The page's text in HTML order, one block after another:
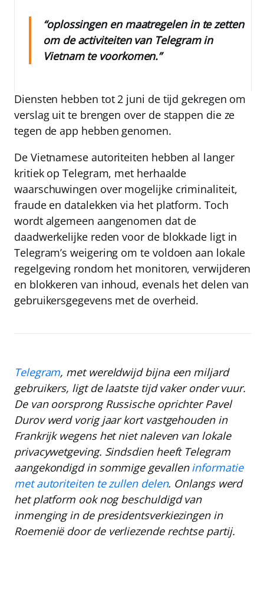
“oplossingen en maatregelen in te zetten
om de activiteiten van Telegram in
Vietnam te voorkomen.”
Diensten hebben tot 2 juni de tijd gekregen om
verslag uit te brengen over de stappen die ze
tegen de app hebben genomen.
De Vietnamese autoriteiten hebben al langer
kritiek op Telegram, met herhaalde
waarschuwingen over mogelijke criminaliteit,
fraude en datalekken via het platform. Toch
wordt algemeen aangenomen dat de
daadwerkelijke reden voor de blokkade ligt in
Telegram’s weigering om te voldoen aan lokale
regelgeving rondom het monitoren, verwijderen
en blokkeren van inhoud, evenals het delen van
gebruikersgegevens met de overheid.
Telegram, met wereldwijd bijna een miljard
gebruikers, ligt de laatste tijd vaker onder vuur.
De van oorsprong Russische oprichterPavel
Durovwerd vorig jaar kort vastgehouden in
Frankrijk wegens het niet naleven van lokale
privacywetgeving. Sindsdien heeft Telegram
aangekondigd in sommige gevalleninformatie
met autoriteiten te zullen delen. Onlangs werd
het platform ook nog beschuldigd van
inmenging in de presidentsverkiezingen in
Roemenië door de verliezende rechtse partij.